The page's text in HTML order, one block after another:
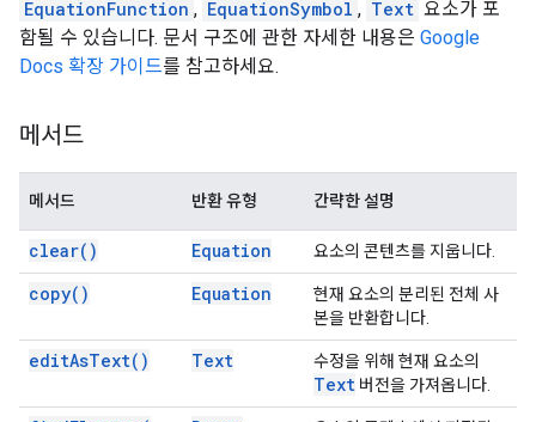
EquationFunction , EquationSymbol , Text 요소가 포
함될 수 있습니다. 문서 구조에 관한 자세한 내용은 Google
Docs 확장 가이드를 참고하세요.
메서드
메서드 반환 유형 간략한 설명
clear( ) Equation 요소의 콘텐츠를 지웁니다.
copy( ) Equation
현재 요소의 분리된 전체 사
본을 반환합니다.
editAsText( ) Text 수정을 위해 현재 요소의
Text 버전을 가져옵니다.